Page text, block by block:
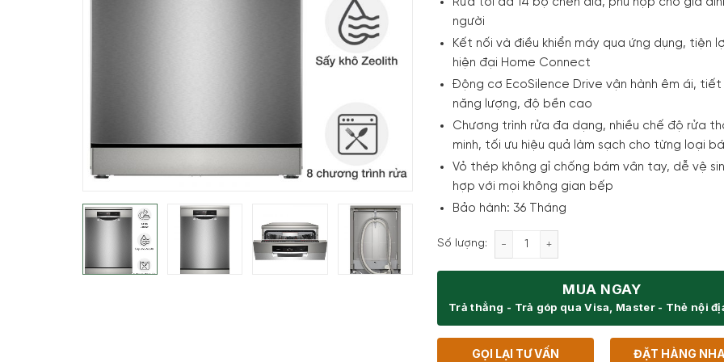
người
Kết nối và điều khiển máy qua ứng dụng, tiện
hiện đại Home Connect
Động cơ EcoSilence Drive vận hành êm ái, tiết
năng lượng, độ bền cao
Chương trình rửa đa dạng, nhiều chế độ rửa
minh, tối ưu hiệu quả làm sạch cho từng loại
Vỏ thép không gỉ chống bám vân tay, dễ vệ
hợp với mọi không gian bếp
Bảo hành: 36 Tháng
Số lượng: Máy rửa bát độc lập Bosch
MUA NGAY
Trả thẳng - Trả góp qua Visa, Master - Thẻ nội
GỌI LẠI TƯ VẤN ĐẶT HÀNG